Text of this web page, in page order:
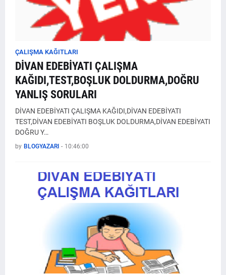
ÇALIŞMA KAĞITLARI
DİVAN EDEBİYATI ÇALIŞMA
KAĞIDI,TEST,BOŞLUK DOLDURMA,DOĞRU
YANLIŞ SORULARI
DİVAN EDEBİYATI ÇALIŞMA KAĞIDI,DİVAN EDEBİYATI
TEST,DİVAN EDEBİYATI BOŞLUK DOLDURMA,DİVAN EDEBİYATI
DOĞRU Y…
by BLOGYAZARI - 10:46:00